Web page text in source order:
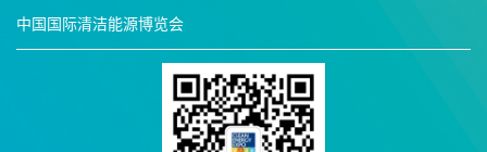
中国国际清洁能源博览会